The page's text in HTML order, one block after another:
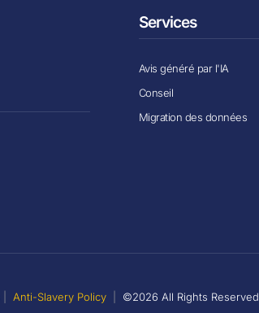
Services
Avis généré par l'IA
Conseil
Migration des données
Anti-Slavery Policy ©2026 All Rights Reserved